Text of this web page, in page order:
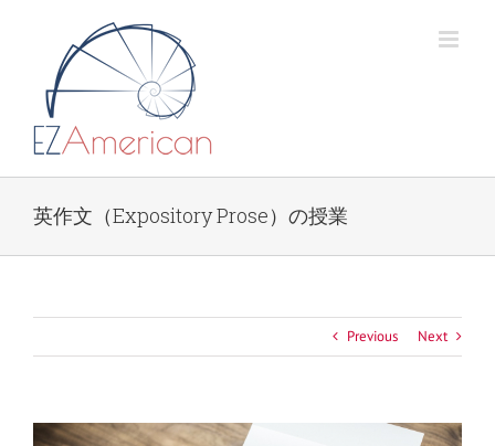
英作文（Expository Prose）の授業
Previous Next
View